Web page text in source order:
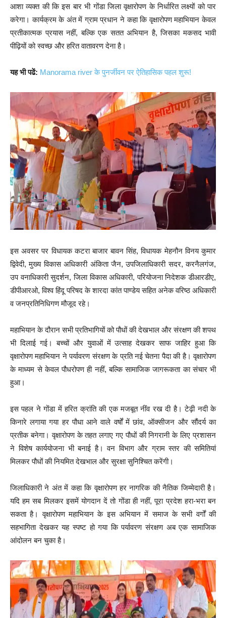
आशा व्यक्त की कि इस बार भी गोंडा जिला वृक्षारोपण के निर्धारित लक्ष्यों को पार
करेगा। कार्यक्रम के अंत में ग्राम प्रधान ने कहा कि वृक्षारोपण महाभियान केवल
प्रतीकात्मक प्रयास नहीं, बल्कि एक सतत अभियान है, जिसका मकसद भावी
पीढ़ियों को स्वच्छ और हरित वातावरण देना है।
यह भी पढें: Manorama river के पुनर्जीवन पर ऐतिहासिक पहल शुरू!
इस अवसर पर विधायक कटरा बाजार बावन सिंह, विधायक मेहनौन विनय कुमार
द्विवेदी, मुख्य विकास अधिकारी अंकिता जैन, उपजिलाधिकारी सदर, करनैलगंज,
उप वनाधिकारी सुदर्शन, जिला विकास अधिकारी, परियोजना निदेशक डीआरडीए,
डीपीआरओ, विश्व हिंदू परिषद के शारदा कांत पाण्डेय सहित अनेक वरिष्ठ अधिकारी
व जनप्रतिनिधिगण मौजूद रहे।
महाभियान के दौरान सभी प्रतिभागियों को पौधों की देखभाल और संरक्षण की शपथ
भी दिलाई गई। बच्चों और युवाओं में उत्साह देखकर साफ जाहिर हुआ कि
वृक्षारोपण महाभियान ने पर्यावरण संरक्षण के प्रति नई चेतना पैदा की है। वृक्षारोपण
के माध्यम से केवल पौधरोपण ही नहीं, बल्कि सामाजिक जागरूकता का संचार भी
हुआ।
इस पहल ने गोंडा में हरित क्रांति की एक मजबूत नींव रख दी है। टेढ़ी नदी के
किनारे लगाया गया हर पौधा आने वाले वर्षों में छांव, ऑक्सीजन और सौंदर्य का
प्रतीक बनेगा। वृक्षारोपण के तहत लगाए गए पौधों की निगरानी के लिए प्रशासन
ने विशेष कार्ययोजना भी बनाई है। वन विभाग और ग्राम स्तर की समितियां
मिलकर पौधों की नियमित देखभाल और सुरक्षा सुनिश्चित करेंगी।
जिलाधिकारी ने अंत में कहा कि वृक्षारोपण हर नागरिक की नैतिक जिम्मेदारी है।
यदि हम सब मिलकर इसमें योगदान दें तो गोंडा ही नहीं, पूरा प्रदेश हरा-भरा बन
सकता है। वृक्षारोपण महाभियान के इस अभियान में समाज के सभी वर्गों की
सहभागिता देखकर यह स्पष्ट हो गया कि पर्यावरण संरक्षण अब एक सामाजिक
आंदोलन बन चुका है।